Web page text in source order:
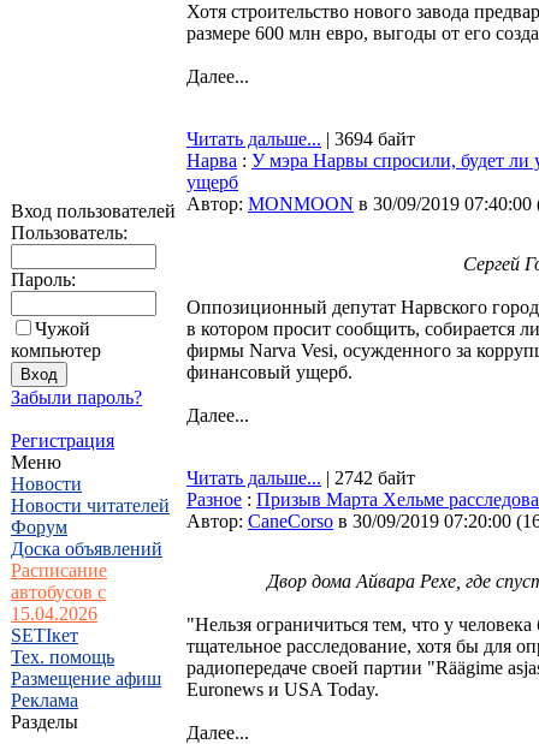
Вход пользователей
Пользователь:
Пароль:
Чужой
компьютер
Забыли пароль?
Регистрация
Меню
Новости
Новости читателей
Форум
Доска объявлений
Расписание
автобусов с
15.04.2026
SETIкет
Тех. помощь
Размещение афиш
Реклама
Разделы
Хотя строительство нового завода
размере 600 млн евро, выгоды от его
Далее...
Читать дальше... | 3694 байт
Нарва : У мэра Нарвы спросили, будет ли
ущерб
Автор: MONMOON в 30/09/2019 07:40:00
Сергей
Оппозиционный депутат Нарвского
в котором просит сообщить, собирается
фирмы Narva Vesi, осужденного за
финансовый ущерб.
Далее...
Читать дальше... | 2742 байт
Разное : Призыв Марта Хельме
Автор: CaneCorso в 30/09/2019 07:20:00 (
Двор дома Айвара Рехе, где
"Нельзя ограничиться тем, что у
тщательное расследование, хотя бы для
радиопередаче своей партии "Räägime
Euronews и USA Today.
Далее...